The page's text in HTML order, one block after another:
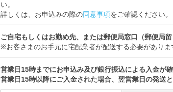
い。
詳しくは、お申込みの際の同意事項をご確認ください。
ご自宅もしくはお勤め先、または郵便局窓口（郵便局留
※お客さまのお手元に宅配業者が配送する必要がありま
営業日15時までにお申込み及び銀行振込による入金が
営業日15時以降にご入金された場合、翌営業日の発送と